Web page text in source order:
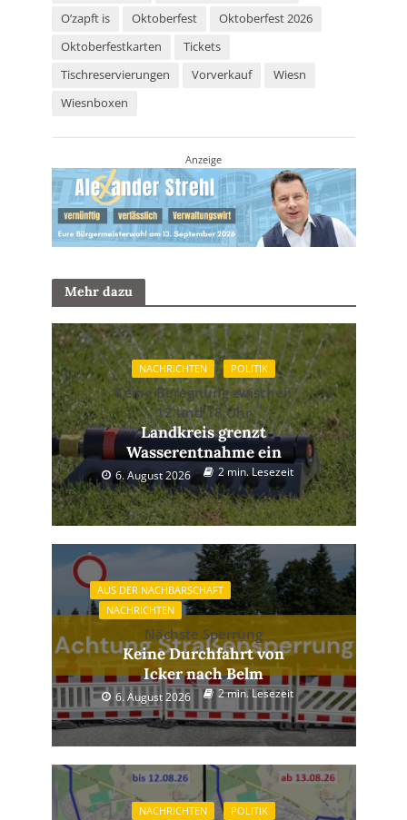
O’zapft is
Oktoberfest
Oktoberfest 2026
Oktoberfestkarten
Tickets
Tischreservierungen
Vorverkauf
Wiesn
Wiesnboxen
Anzeige
Mehr dazu
NACHRICHTEN POLITIK
Keine Beregnung zwischen
12 und 18 Uhr
Landkreis grenzt
Wasserentnahme ein
6. August 2026 2 min. Lesezeit
AUS DER NACHBARSCHAFT
NACHRICHTEN
Nächste Sperrung
Keine Durchfahrt von
Icker nach Belm
6. August 2026 2 min. Lesezeit
NACHRICHTEN POLITIK